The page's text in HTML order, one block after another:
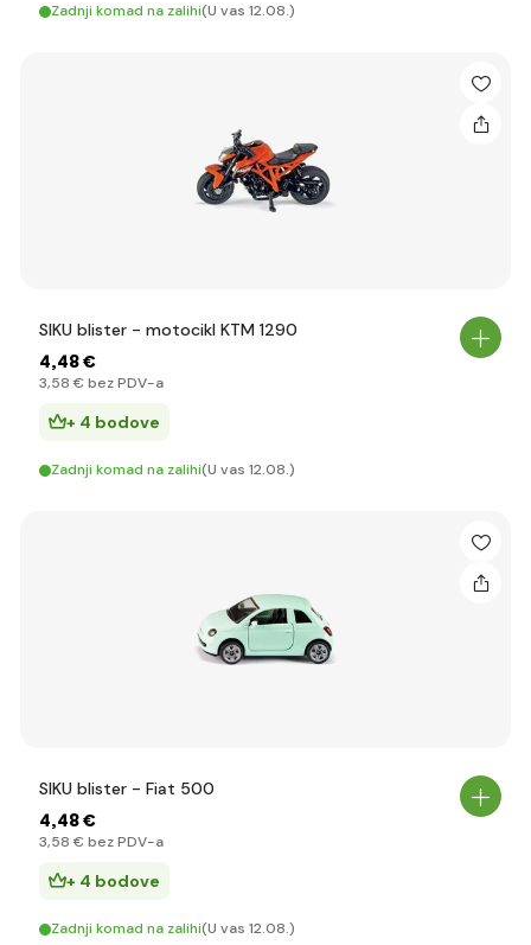
Zadnji komad na zalihi(U vas 12.08.)
SIKU blister - motocikl KTM 1290
4,48 €
3,58 € bez PDV-a
+ 4 bodove
Zadnji komad na zalihi(U vas 12.08.)
SIKU blister - Fiat 500
4,48 €
3,58 € bez PDV-a
+ 4 bodove
Zadnji komad na zalihi(U vas 12.08.)